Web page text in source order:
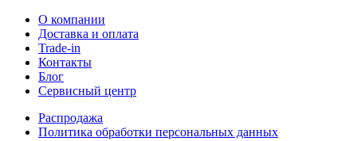
О компании
Доставка и оплата
Trade-in
Контакты
Блог
Сервисный центр
Распродажа
Политика обработки персональных данных